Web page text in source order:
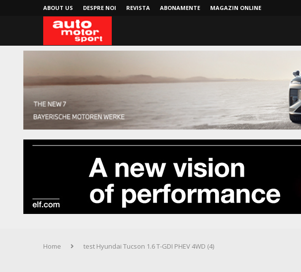
ABOUT US DESPRE NOI REVISTA ABONAMENTE MAGAZIN ONLINE
Home test Hyundai Tucson 1.6 T-GDI PHEV 4WD (4)